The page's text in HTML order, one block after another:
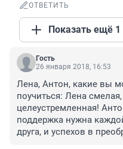
ОТВЕТИТЬ
Показать ещё 1
Гость
26 января 2018, 16:53
Лена, Антон, какие вы
поучиться: Лена
целеустремленная!
поддержка нужна
друга, и успехов в